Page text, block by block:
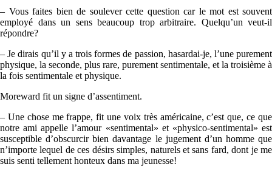
– Vous faites bien de soulever cette question car le mot est souvent
employé dans un sens beaucoup trop arbitraire. Quelqu’un veut-il
répondre?
– Je dirais qu’il y a trois formes de passion, hasardai-je, l’une purement
physique, la seconde, plus rare, purement sentimentale, et la troisième à
la fois sentimentale et physique.
Moreward fit un signe d’assentiment.
– Une chose me frappe, fit une voix très américaine, c’est que, ce que
notre ami appelle l’amour «sentimental» et «physico-sentimental» est
susceptible d’obscurcir bien davantage le jugement d’un homme que
n’importe lequel de ces désirs simples, naturels et sans fard, dont je me
suis senti tellement honteux dans ma jeunesse!